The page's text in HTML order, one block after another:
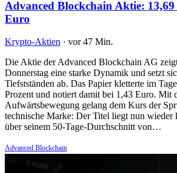
Advanced Blockchain Aktie:
Euro
Krypto-Aktien · vor 47 Min.
Die Aktie der Advanced Blockchain AG
Donnerstag eine starke Dynamik und setzt
Tiefstständen ab. Das Papier kletterte im
Prozent und notiert damit bei 1,43 Euro. Mit
Aufwärtsbewegung gelang dem Kurs der
technische Marke: Der Titel liegt nun wieder
über seinem 50-Tage-Durchschnitt von…
Advanced Blockchain